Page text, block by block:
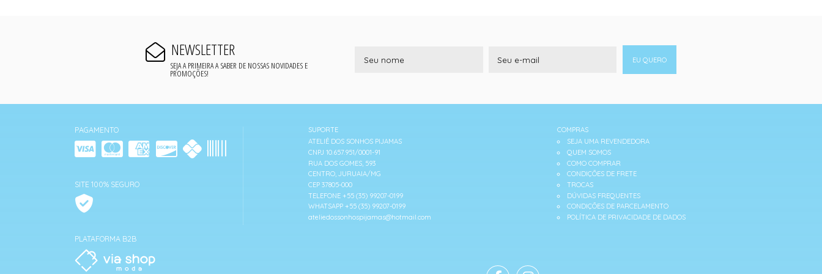
NEWSLETTER
SEJA A PRIMEIRA A SABER DE NOSSAS NOVIDADES E
PROMOÇÕES!
EU QUERO
PAGAMENTO
SITE 100% SEGURO
PLATAFORMA B2B
SUPORTE
ATELIÊ DOS SONHOS PIJAMAS
CNPJ 10.657.951/0001-91
RUA DOS GOMES, 593
CENTRO, JURUAIA/MG
CEP 37805-000
TELEFONE +55 (35) 99207-0199
WHATSAPP +55 (35) 99207-0199
ateliedossonhospijamas@hotmail.com
COMPRAS
SEJA UMA REVENDEDORA
QUEM SOMOS
COMO COMPRAR
CONDIÇÕES DE FRETE
TROCAS
DÚVIDAS FREQUENTES
CONDIÇÕES DE PARCELAMENTO
POLÍTICA DE PRIVACIDADE DE DADOS